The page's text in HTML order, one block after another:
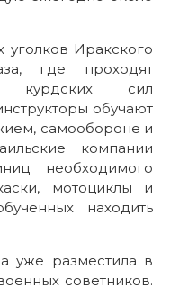
Иракского
где проходят
курдских сил
обучают
самообороне и
компании
необходимого
мотоциклы и
находить
уже разместила в
советников.